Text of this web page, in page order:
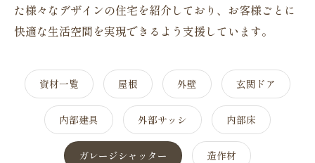
た様々なデザインの住宅を紹介しており、お客様ごとに
快適な生活空間を実現できるよう支援しています。
資材一覧 屋根 外壁 玄関ドア
内部建具 外部サッシ 内部床
ガレージシャッター 造作材